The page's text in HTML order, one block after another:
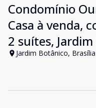
Condomínio
Casa à venda,
2 suítes,
Jardim Botânico,